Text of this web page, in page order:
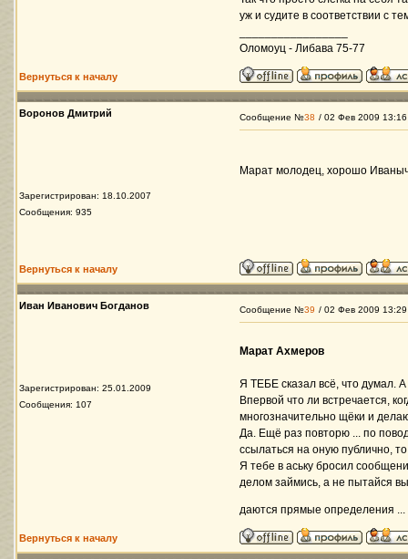
уж и судите в соответствии с
Оломоуц - Либава 75-77
Вернуться к началу
Воронов Дмитрий
Зарегистрирован: 18.10.2007
Сообщения: 935
Сообщение №38 / 02 Фев 2009 13:16
Марат молодец, хорошо
Вернуться к началу
Иван Иванович Богданов
Зарегистрирован: 25.01.2009
Сообщения: 107
Сообщение №39 / 02 Фев 2009 13:29
Марат Ахмеров
Я ТЕБЕ сказал всё, что думал.
Впервой что ли встречается,
многозначительно щёки и
Да. Ещё раз повторю ... по
ссылаться на оную публично,
Я тебе в аську бросил
делом займись, а не пытайся
даются прямые определения ...
Вернуться к началу